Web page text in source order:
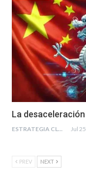
La desaceleración
ESTRATEGIA CLAE Jul
PREV NEXT